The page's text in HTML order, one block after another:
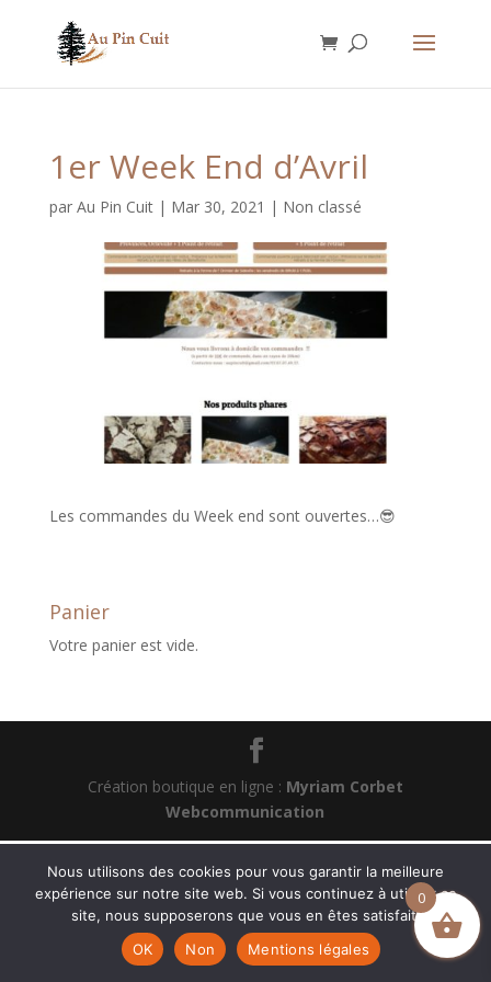
1er Week End d’Avril
par Au Pin Cuit| Mar 30, 2021 | Non classé
Les commandes du Week end sont ouvertes…😎
Panier
Votre panier est vide.
Création boutique en ligne : Myriam Corbet
Webcommunication
0
Nous utilisons des cookies pour vous garantir la meilleure
expérience sur notre site web. Si vous continuez à utiliser ce
site, nous supposerons que vous en êtes satisfait.
OK
Non Mentions légales